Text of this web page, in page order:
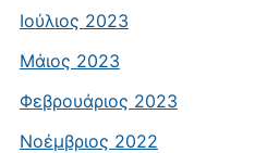
Ιούλιος 2023
Μάιος 2023
Φεβρουάριος 2023
Νοέμβριος 2022